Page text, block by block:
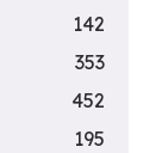
142
353
452
195